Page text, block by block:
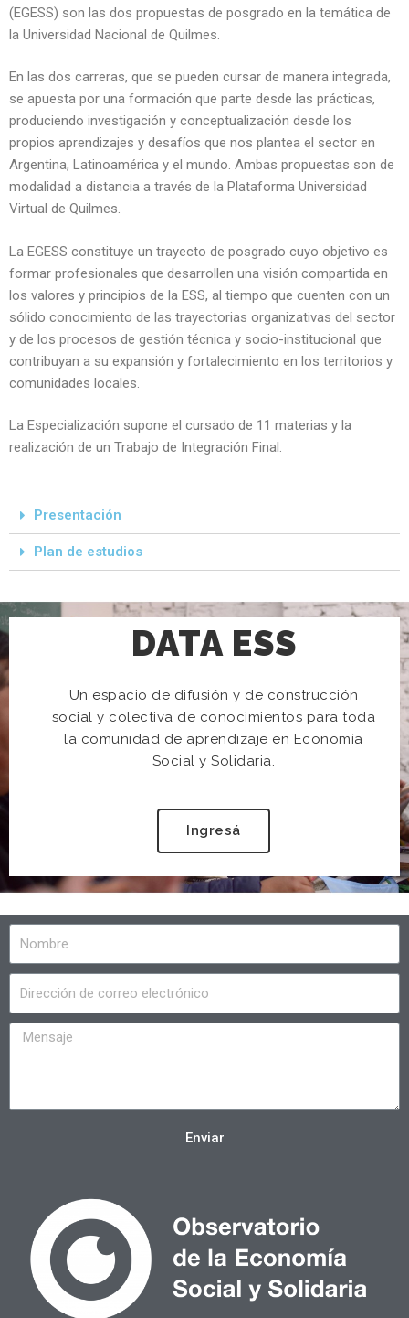
(EGESS) son las dos propuestas de posgrado en la temática de
la Universidad Nacional de Quilmes.
En las dos carreras, que se pueden cursar de manera integrada,
se apuesta por una formación que parte desde las prácticas,
produciendo investigación y conceptualización desde los
propios aprendizajes y desafíos que nos plantea el sector en
Argentina, Latinoamérica y el mundo. Ambas propuestas son de
modalidad a distancia a través de la Plataforma Universidad
Virtual de Quilmes.
La EGESS constituye un trayecto de posgrado cuyo objetivo es
formar profesionales que desarrollen una visión compartida en
los valores y principios de la ESS, al tiempo que cuenten con un
sólido conocimiento de las trayectorias organizativas del sector
y de los procesos de gestión técnica y socio-institucional que
contribuyan a su expansión y fortalecimiento en los territorios y
comunidades locales.
La Especialización supone el cursado de 11 materias y la
realización de un Trabajo de Integración Final.
Presentación
Plan de estudios
DATA ESS
Un espacio de difusión y de construcción
social y colectiva de conocimientos para toda
la comunidad de aprendizaje en Economía
Social y Solidaria.
Ingresá
Enviar